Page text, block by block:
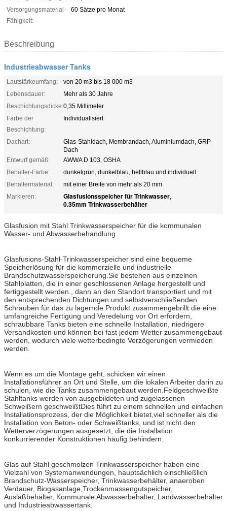
Versorgungsmaterial-
Fähigkeit:
60 Sätze pro Monat
Beschreibung
Industrieabwasser Tanks
Lautstärkeumfang:
von 20 m3 bis 18 000 m3
Lebensdauer:
Mehr als 30 Jahre
Beschichtungsdicke:0,35 Millimeter
Farbe der
Beschichtung:
Individualisiert
Dachart:
Glas-Stahldach, Membrandach, Aluminiumdach, GRP-
Dach
Entwurf gemäß:
AWWA D 103, OSHA
Behälter-Farbe:
dunkelgrün, dunkelblau, hellblau und individuell
Behältermaterial:
mit einer Breite von mehr als 20 mm
Markieren:
Glasfusionsspeicher für Trinkwasser,
0.35mm Trinkwasserbehälter
Glasfusion mit Stahl Trinkwasserspeicher für die kommunalen
Wasser- und Abwasserbehandlung
Glasfusions-Stahl-Trinkwasserspeicher sind eine bequeme
Speicherlösung für die kommerzielle und industrielle
Brandschutzwasserspeicherung.Sie bestehen aus einzelnen
Stahlplatten, die in einer geschlossenen Anlage hergestellt und
fertiggestellt werden., dann an den Standort transportiert und mit
den entsprechenden Dichtungen und selbstverschließenden
Schrauben für das zu lagernde Produkt zusammengebrillt.die eine
umfangreiche Fertigung und Veredelung vor Ort erfordern,
schraubbare Tanks bieten eine schnelle Installation, niedrigere
Versandkosten und können bei fast jedem Wetter zusammengebaut
werden, wodurch viele wetterbedingte Verzögerungen vermieden
werden.
Wenn es um die Montage geht, schicken wir einen
Installationsführer an Ort und Stelle, um die lokalen Arbeiter darin zu
schulen, wie die Tanks zusammengebaut werden.Feldgeschweißte
Stahltanks werden von ausgebildeten und zugelassenen
Schweißern geschweißtDies führt zu einem schnellen und einfachen
Installationsprozess, der die Möglichkeit bietet,viel schneller als die
Installation von Beton- oder Schweißtanks, und ist nicht den
Wetterverzögerungen ausgesetzt, die die Installation
konkurrierender Konstruktionen häufig behindern.
Glas auf Stahl geschmolzen Trinkwasserspeicher haben eine
Vielzahl von Systemanwendungen, hauptsächlich einschließlich
Brandschutz-Wasserspeicher, Trinkwasserbehälter, anaeroben
Verdauer, Biogasanlage,Trockenmassengutspeicher,
Auslaßbehälter, Kommunale Abwasserbehälter, Landwässerbehälter
und Industrieabwassertank.